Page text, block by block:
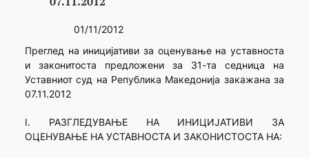
01/11/2012
Преглед на иницијативи за оценување на уставноста
и законитоста предложени за 31-та седница на
Уставниот суд на Република Македонија закажана за
07.11.2012
I. РАЗГЛЕДУВАЊЕ НА ИНИЦИЈАТИВИ ЗА
ОЦЕНУВАЊЕ НА УСТАВНОСТА И ЗАКОНИСТОСТА НА: